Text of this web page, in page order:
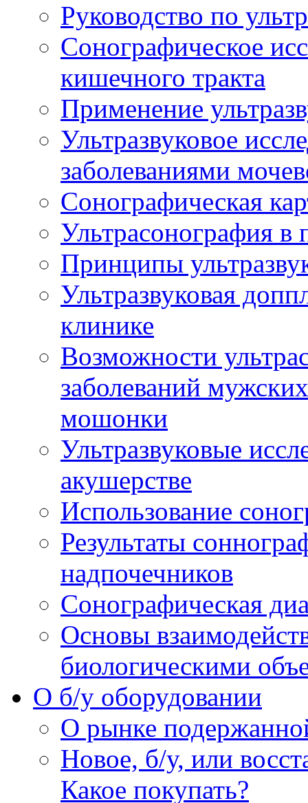
Руководство по
Сонографическое
кишечного тракта
Применение
Ультразвуковое
заболеваниями
Сонографическая
Ультрасонография в
Принципы
Ультразвуковая
клинике
Возможности
заболеваний
мошонки
Ультразвуковые
акушерстве
Использование
Результаты
надпочечников
Сонографическая
Основы
биологическими
O б/у оборудовании
О рынке
Новое, б/у, или
Какое покупать?